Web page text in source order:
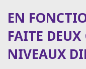
EN
FAITE DEUX
NIVEAUX